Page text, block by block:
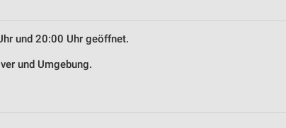
und 20:00 Uhr geöffnet.
und Umgebung.